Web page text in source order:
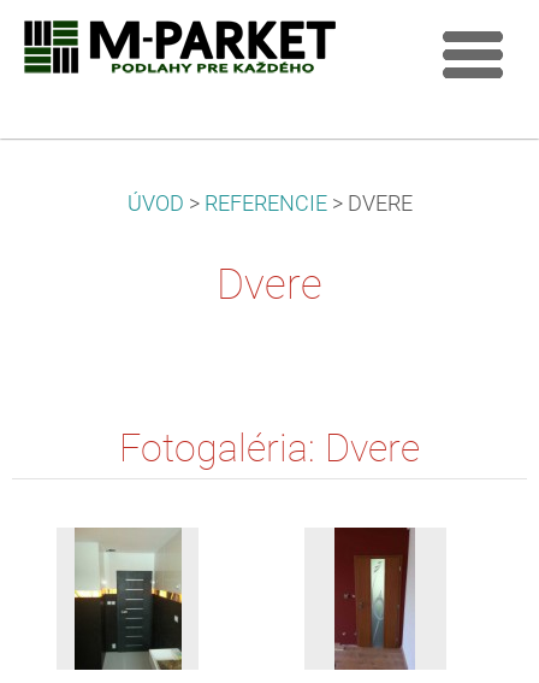
ÚVOD > REFERENCIE > DVERE
Dvere
Fotogaléria: Dvere